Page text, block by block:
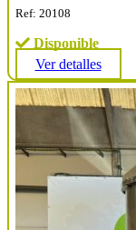
Ref: 20108
Disponible
Ver detalles